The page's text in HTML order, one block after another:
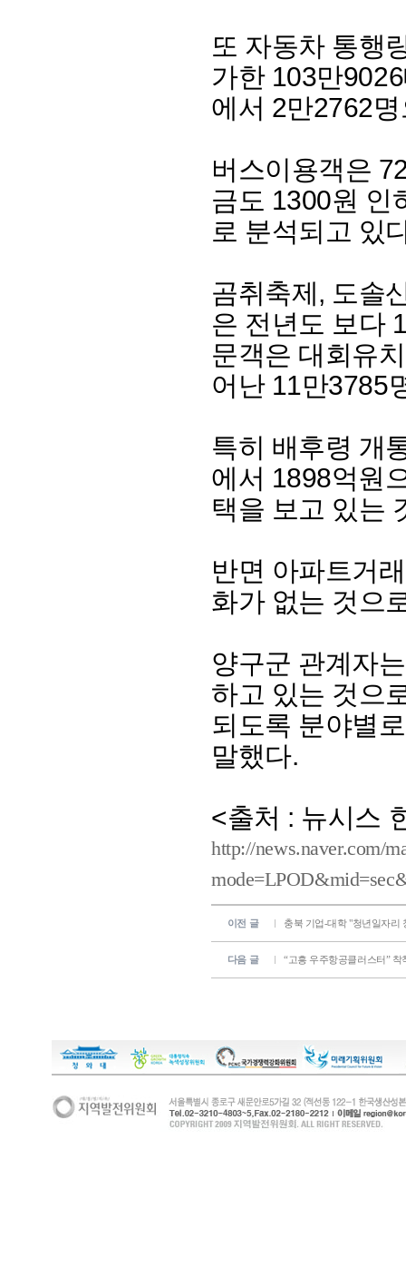
이전 글 충북 기업-대학 "청년일자리
다음 글 “고흥 우주항공클러스터” 착
또 자동차 통행
가한 103만
에서 2만2762
버스이용객은
금도 1300원 인
로 분석되고 있
곰취축제, 도솔
은 전년도 보다
문객은 대회유
어난 11만3785
특히 배후령 개
에서 1898억원
택을 보고 있는
반면 아파트거
화가 없는 것으
양구군 관계자
하고 있는 것으
되도록 분야별
말했다.
<출처 : 뉴시스
http://news.naver.com/